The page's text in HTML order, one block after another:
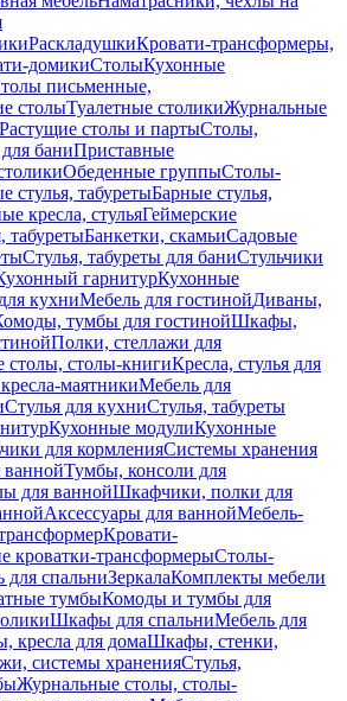
РаскладушкиКровати-трансформеры,
домикиСтолыКухонные
письменные,
столыТуалетные столикиЖурнальные
Растущие столы и партыСтолы,
баниПриставные
Обеденные группыСтолы-
стулья, табуретыБарные стулья,
кресла, стульяГеймерские
табуретыБанкетки, скамьиСадовые
Стулья, табуреты для баниСтульчики
гарнитурКухонные
кухниМебель для гостинойДиваны,
тумбы для гостинойШкафы,
Полки, стеллажи для
столы, столы-книгиКресла, стулья для
маятникиМебель для
Стулья для кухниСтулья, табуреты
Кухонные модулиКухонные
для кормленияСистемы хранения
ваннойТумбы, консоли для
для ваннойШкафчики, полки для
Аксессуары для ваннойМебель-
Кровати-
кроватки-трансформерыСтолы-
для спальниЗеркалаКомплекты мебели
тумбыКомоды и тумбы для
Шкафы для спальниМебель для
кресла для домаШкафы, стенки,
системы храненияСтулья,
Журнальные столы, столы-